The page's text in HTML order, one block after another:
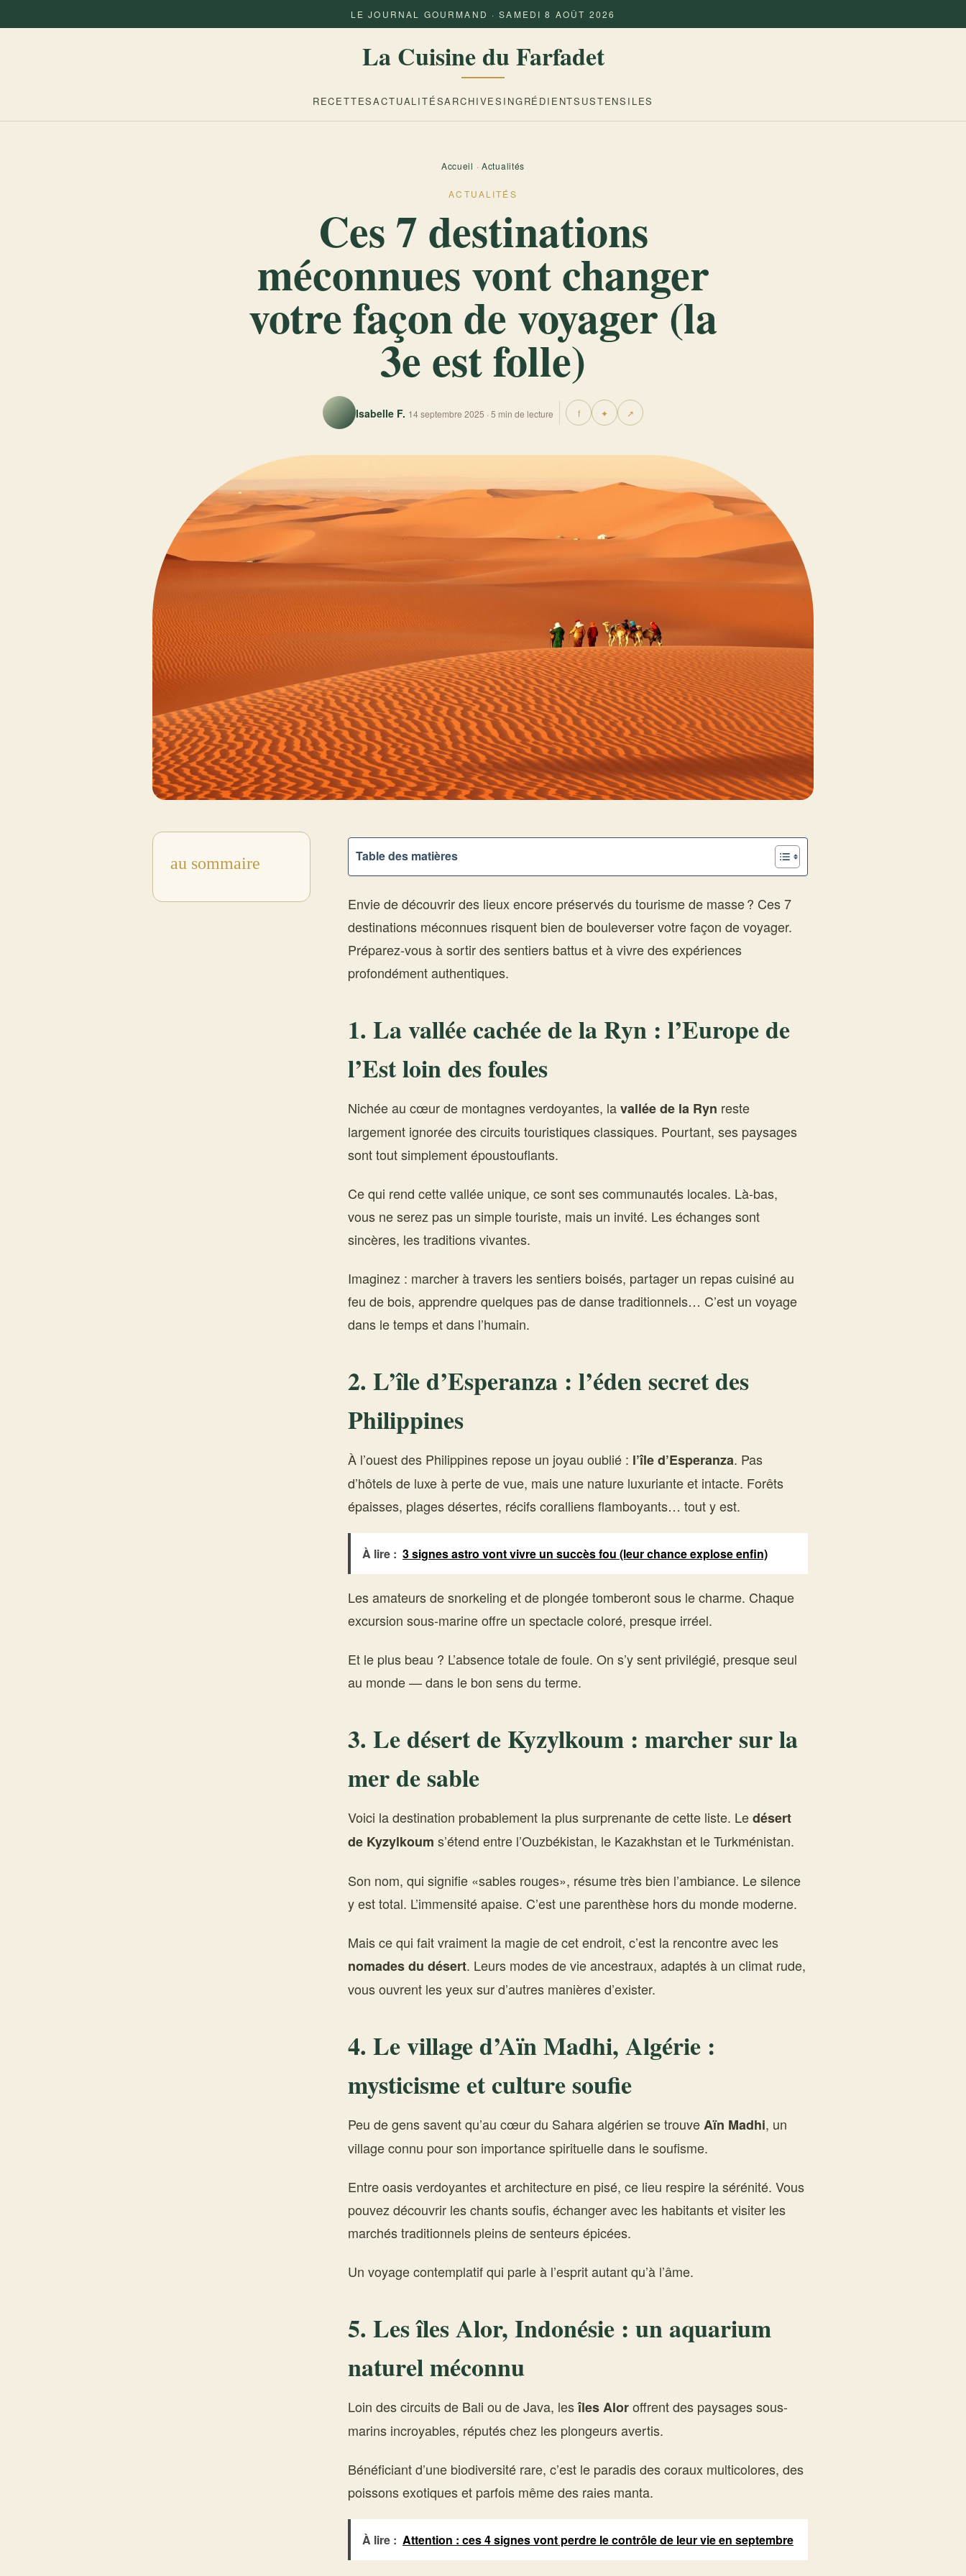
LE JOURNAL GOURMAND · SAMEDI 8 AOÛT 2026
La Cuisine du Farfadet
RECETTESACTUALITÉSARCHIVES INGRÉDIENTS USTENSILES
Accueil · Actualités
ACTUALITÉS
Ces 7 destinations
méconnues vont changer
votre façon de voyager (la
3e est folle)
Isabelle F. 14 septembre 2025 · 5 min de lecture f ✦ ↗
au sommaire Table des matières
Envie de découvrir des lieux encore préservés du tourisme de masse ? Ces 7
destinations méconnues risquent bien de bouleverser votre façon de voyager.
Préparez-vous à sortir des sentiers battus et à vivre des expériences
profondément authentiques.
1. La vallée cachée de la Ryn : l’Europe de
l’Est loin des foules
Nichée au cœur de montagnes verdoyantes, lavallée de la Ryn reste
largement ignorée des circuits touristiques classiques. Pourtant, ses paysages
sont tout simplement époustouflants.
Ce qui rend cette vallée unique, ce sont ses communautés locales. Là-bas,
vous ne serez pas un simple touriste, mais un invité. Les échanges sont
sincères, les traditions vivantes.
Imaginez : marcher à travers les sentiers boisés, partager un repas cuisiné au
feu de bois, apprendre quelques pas de danse traditionnels… C’est un voyage
dans le temps et dans l’humain.
2. L’île d’Esperanza : l’éden secret des
Philippines
À l’ouest des Philippines repose un joyau oublié : l’île d’Esperanza. Pas
d’hôtels de luxe à perte de vue, mais une nature luxuriante et intacte. Forêts
épaisses, plages désertes, récifs coralliens flamboyants… tout y est.
À lire : 3 signes astro vont vivre un succès fou (leur chance explose enfin)
Les amateurs de snorkeling et de plongée tomberont sous le charme. Chaque
excursion sous-marine offre un spectacle coloré, presque irréel.
Et le plus beau ? L’absence totale de foule. On s’y sent privilégié, presque seul
au monde — dans le bon sens du terme.
3. Le désert de Kyzylkoum : marcher sur la
mer de sable
Voici la destination probablement la plus surprenante de cette liste. Ledésert
de Kyzylkoum s’étend entre l’Ouzbékistan, le Kazakhstan et le Turkménistan.
Son nom, qui signifie «sables rouges», résume très bien l’ambiance. Le silence
y est total. L’immensité apaise. C’est une parenthèse hors du monde moderne.
Mais ce qui fait vraiment la magie de cet endroit, c’est la rencontre avec les
nomades du désert. Leurs modes de vie ancestraux, adaptés à un climat rude,
vous ouvrent les yeux sur d’autres manières d’exister.
4. Le village d’Aïn Madhi, Algérie :
mysticisme et culture soufie
Peu de gens savent qu’au cœur du Sahara algérien se trouveAïn Madhi, un
village connu pour son importance spirituelle dans le soufisme.
Entre oasis verdoyantes et architecture en pisé, ce lieu respire la sérénité. Vous
pouvez découvrir les chants soufis, échanger avec les habitants et visiter les
marchés traditionnels pleins de senteurs épicées.
Un voyage contemplatif qui parle à l’esprit autant qu’à l’âme.
5. Les îles Alor, Indonésie : un aquarium
naturel méconnu
Loin des circuits de Bali ou de Java, lesîles Aloroffrent des paysages sous-
marins incroyables, réputés chez les plongeurs avertis.
Bénéficiant d’une biodiversité rare, c’est le paradis des coraux multicolores, des
poissons exotiques et parfois même des raies manta.
À lire : Attention : ces 4 signes vont perdre le contrôle de leur vie en septembre